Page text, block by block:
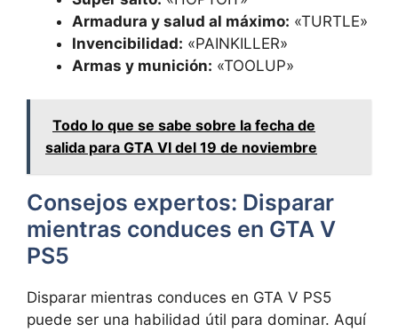
Armadura y salud al máximo: «TURTLE»
Invencibilidad: «PAINKILLER»
Armas y munición: «TOOLUP»
Todo lo que se sabe sobre la fecha de
salida para GTA VI del 19 de noviembre
Consejos expertos: Disparar
mientras conduces en GTA V
PS5
Disparar mientras conduces en GTA V PS5
puede ser una habilidad útil para dominar. Aquí